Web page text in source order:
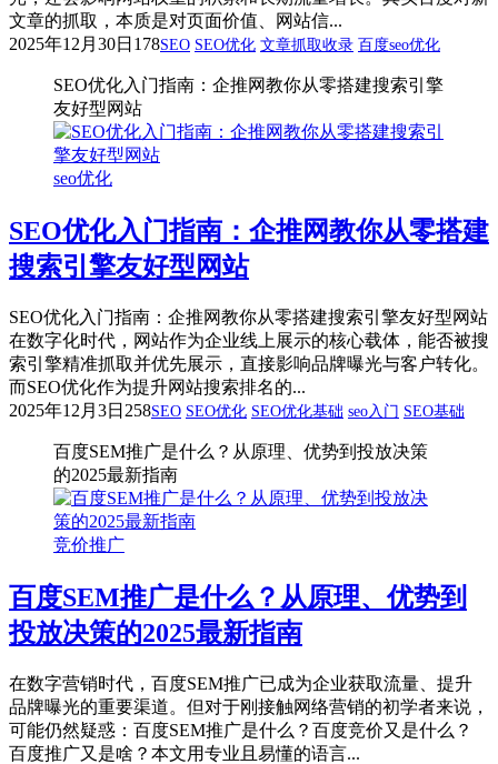
文章的抓取，本质是对页面价值、网站信...
2025年12月30日 178SEO SEO优化 文章抓取收录 百度seo优化
SEO优化入门指南：企推网教你从零搭建搜索引擎
友好型网站
seo优化
SEO优化入门指南：企推网教你从零搭建
搜索引擎友好型网站
SEO优化入门指南：企推网教你从零搭建搜索引擎友好型网站
在数字化时代，网站作为企业线上展示的核心载体，能否被搜
索引擎精准抓取并优先展示，直接影响品牌曝光与客户转化。
而SEO优化作为提升网站搜索排名的...
2025年12月3日 258SEO SEO优化 SEO优化基础 seo入门 SEO基础
百度SEM推广是什么？从原理、优势到投放决策
的2025最新指南
竞价推广
百度SEM推广是什么？从原理、优势到
投放决策的2025最新指南
在数字营销时代，百度SEM推广已成为企业获取流量、提升
品牌曝光的重要渠道。但对于刚接触网络营销的初学者来说，
可能仍然疑惑：百度SEM推广是什么？百度竞价又是什么？
百度推广又是啥？本文用专业且易懂的语言...